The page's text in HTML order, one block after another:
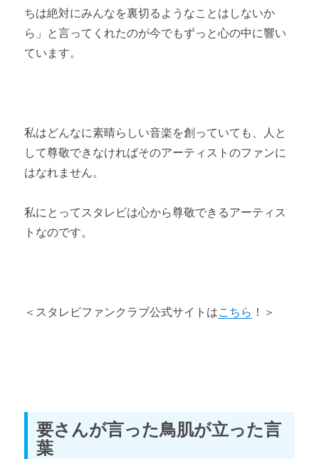
ちは絶対にみんなを裏切るようなことはしないか
ら」と言ってくれたのが今でもずっと心の中に響い
ています。
私はどんなに素晴らしい音楽を創っていても、人と
して尊敬できなければそのアーティストのファンに
はなれません。
私にとってスタレビは心から尊敬できるアーティス
トなのです。
＜スタレビファンクラブ公式サイトはこちら ！＞
要さんが言った鳥肌が立った言
葉